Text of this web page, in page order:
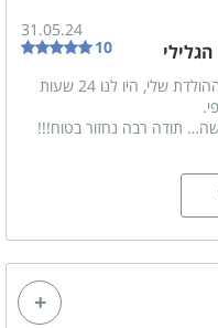
31.05.24
10
הגענו 17 חברה לחגוג את יום ההולדת שלי, היו לנו 24 שעות
תודה רבה נחזור בטוח!!!